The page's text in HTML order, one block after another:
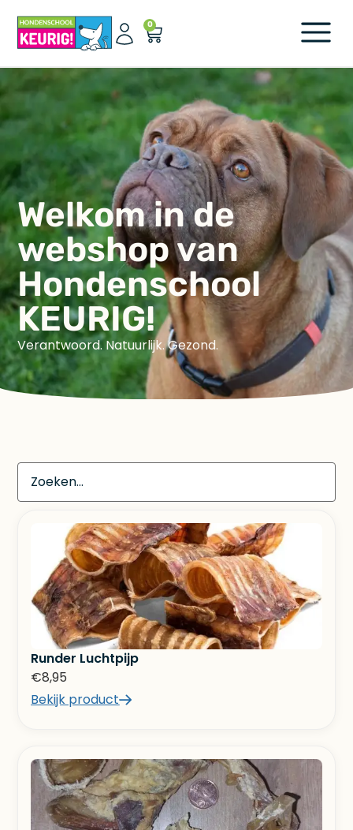
0
Welkom in de
webshop van
Hondenschool
KEURIG!
Verantwoord. Natuurlijk. Gezond.
Runder Luchtpijp
€8,95
Bekijk product